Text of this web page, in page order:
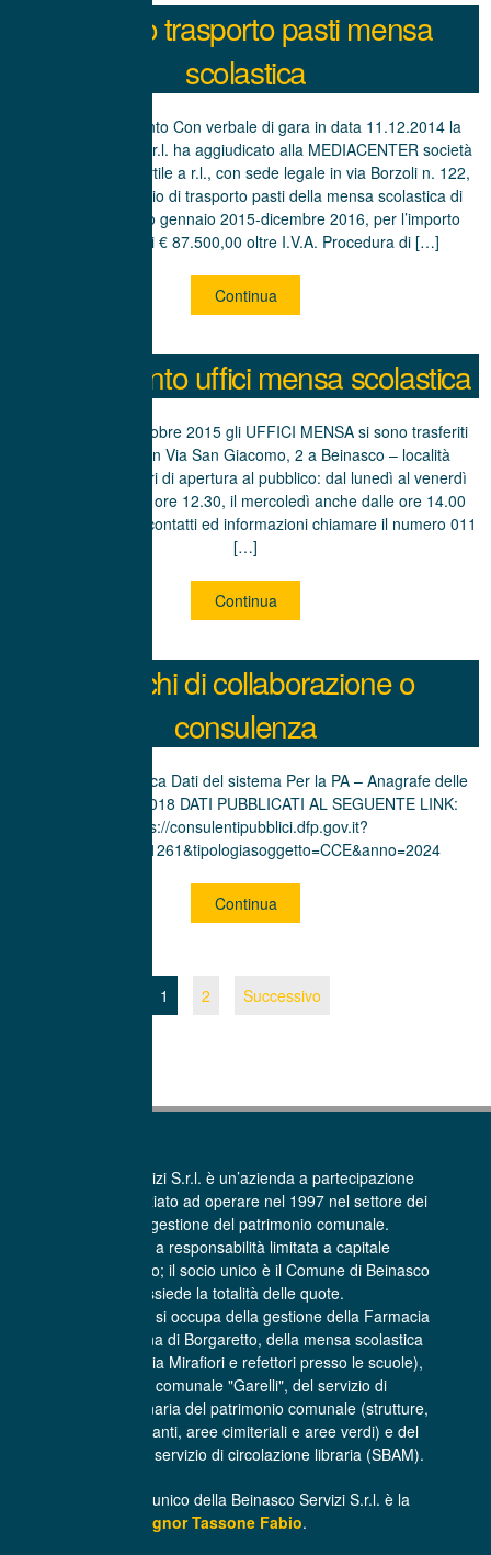
Servizio trasporto pasti mensa
scolastica
15Esito affidamento Con verbale di gara in data 11.12.2014 la
Beinasco Servizi S.r.l. ha aggiudicato alla MEDIACENTER società
cooperativa consortile a r.l., con sede legale in via Borzoli n. 122,
GENOVA, il servizio di trasporto pasti della mensa scolastica di
Beinasco, periodo gennaio 2015-dicembre 2016, per l’importo
complessivo di € 87.500,00 oltre I.V.A. Procedura di […]
Continua
Trasferimento uffici mensa scolastica
A partire dal 1° ottobre 2015 gli UFFICI MENSA si sono trasferiti
nell’edificio sito in Via San Giacomo, 2 a Beinasco – località
Fornaci (TO). Orari di apertura al pubblico: dal lunedì al venerdì
dalle ore 9.00 alle ore 12.30, il mercoledì anche dalle ore 14.00
alle ore 18.00. Per contatti ed informazioni chiamare il numero 011
[…]
Continua
Incarichi di collaborazione o
consulenza
Incarichi nella Banca Dati del sistema Per la PA – Anagrafe delle
Prestazioni dal 2018 DATI PUBBLICATI AL SEGUENTE LINK:
https://consulentipubblici.dfp.gov.it?
ente=DFP00001261&tipologiasoggetto=CCE&anno=2024
Continua
1 2 Successivo
La Beinasco Servizi S.r.l. è un’azienda a partecipazione
pubblica che ha iniziato ad operare nel 1997 nel settore dei
Servizi per la gestione del patrimonio comunale.
E’ una società a responsabilità limitata a capitale
interamente pubblico; il socio unico è il Comune di Beinasco
che possiede la totalità delle quote.
La Beinasco Servizi si occupa della gestione della Farmacia
comunale Sant’Anna di Borgaretto, della mensa scolastica
(centro cottura di via Mirafiori e refettori presso le scuole),
dell'asilo nido comunale "Garelli", del servizio di
manutenzione ordinaria del patrimonio comunale (strutture,
infrastrutture, impianti, aree cimiteriali e aree verdi) e del
trasporto libri per il servizio di circolazione libraria (SBAM).
L’Amministratore unico della Beinasco Servizi S.r.l. è la
Signor Tassone Fabio.